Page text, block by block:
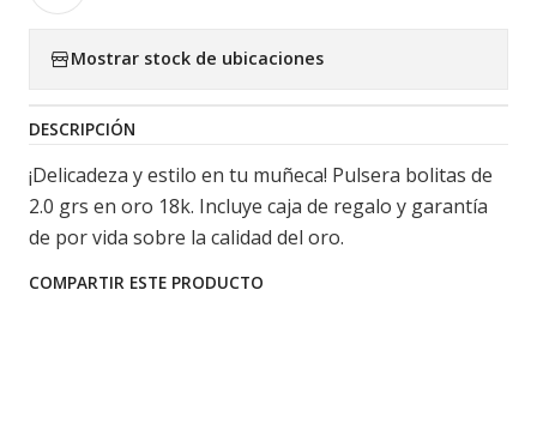
Mostrar stock de ubicaciones
DESCRIPCIÓN
¡Delicadeza y estilo en tu muñeca! Pulsera bolitas de
2.0 grs en oro 18k. Incluye caja de regalo y garantía
de por vida sobre la calidad del oro.
COMPARTIR ESTE PRODUCTO